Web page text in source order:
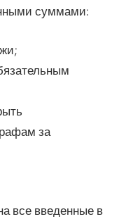
суммами:
за
все введенные в